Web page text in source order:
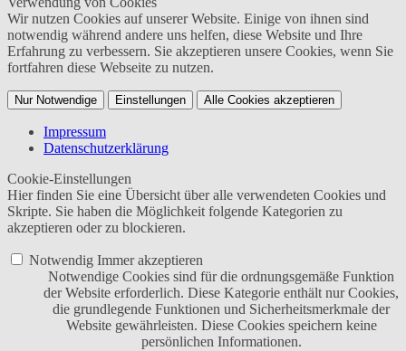
Wir nutzen Cookies auf unserer Website. Einige von ihnen sind
notwendig während andere uns helfen, diese Website und Ihre
Erfahrung zu verbessern. Sie akzeptieren unsere Cookies, wenn Sie
fortfahren diese Webseite zu nutzen.
Nur Notwendige Einstellungen Alle Cookies akzeptieren
Impressum
Datenschutzerklärung
Cookie-Einstellungen
Hier finden Sie eine Übersicht über alle verwendeten Cookies und
Skripte. Sie haben die Möglichkeit folgende Kategorien zu
akzeptieren oder zu blockieren.
Notwendig Immer akzeptieren
Notwendige Cookies sind für die ordnungsgemäße Funktion
der Website erforderlich. Diese Kategorie enthält nur Cookies,
die grundlegende Funktionen und Sicherheitsmerkmale der
Website gewährleisten. Diese Cookies speichern keine
persönlichen Informationen.